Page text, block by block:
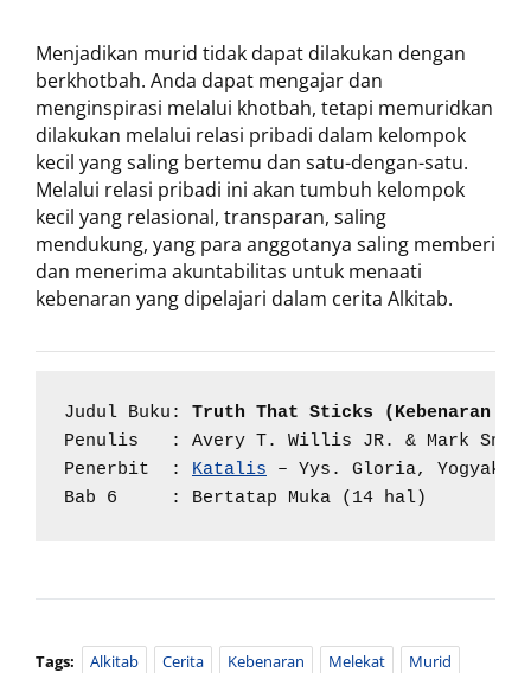
Menjadikan murid tidak dapat dilakukan dengan
berkhotbah. Anda dapat mengajar dan
menginspirasi melalui khotbah, tetapi memuridkan
dilakukan melalui relasi pribadi dalam kelompok
kecil yang saling bertemu dan satu-dengan-satu.
Melalui relasi pribadi ini akan tumbuh kelompok
kecil yang relasional, transparan, saling
mendukung, yang para anggotanya saling memberi
dan menerima akuntabilitas untuk menaati
kebenaran yang dipelajari dalam cerita Alkitab.
Judul Buku: Truth That Sticks (Kebenaran
Penulis   : Avery T. Willis JR. & Mark
Penerbit  : Katalis – Yys. Gloria,
Bab 6     : Bertatap Muka (14 hal)
Tags: Alkitab Cerita Kebenaran Melekat Murid